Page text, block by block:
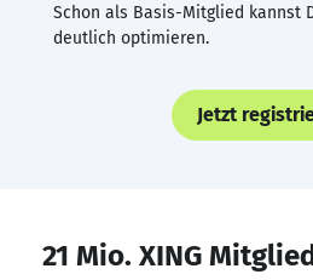
Schon als Basis-Mitglied kannst
deutlich optimieren.
Jetzt
21 Mio. XING